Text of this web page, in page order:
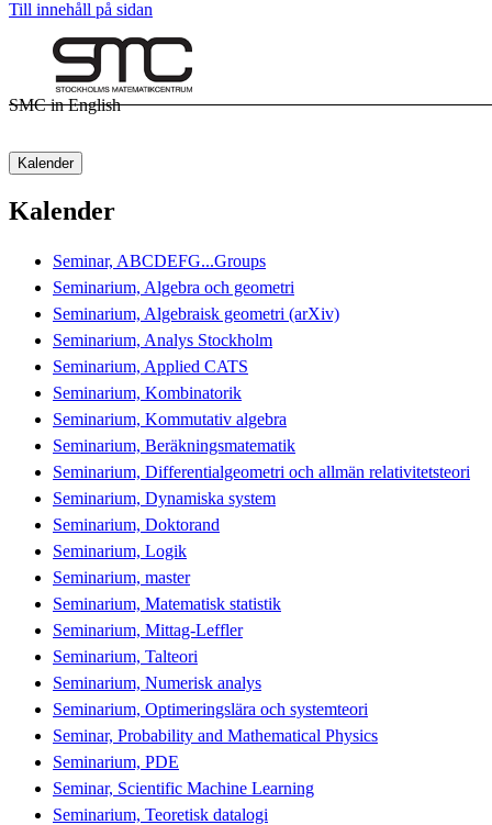
Till innehåll på sidan
SMC in English
Kalender
Kalender
Seminar, ABCDEFG...Groups
Seminarium, Algebra och geometri
Seminarium, Algebraisk geometri (arXiv)
Seminarium, Analys Stockholm
Seminarium, Applied CATS
Seminarium, Kombinatorik
Seminarium, Kommutativ algebra
Seminarium, Beräkningsmatematik
Seminarium, Differentialgeometri och allmän relativitetsteori
Seminarium, Dynamiska system
Seminarium, Doktorand
Seminarium, Logik
Seminarium, master
Seminarium, Matematisk statistik
Seminarium, Mittag-Leffler
Seminarium, Talteori
Seminarium, Numerisk analys
Seminarium, Optimeringslära och systemteori
Seminar, Probability and Mathematical Physics
Seminarium, PDE
Seminar, Scientific Machine Learning
Seminarium, Teoretisk datalogi